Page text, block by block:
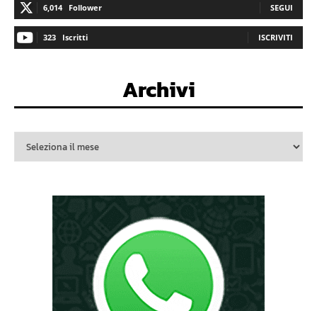
6,014 Follower SEGUI
323 Iscritti ISCRIVITI
Archivi